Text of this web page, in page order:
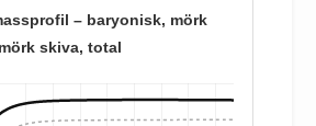
– baryonisk, mörk
skiva, total